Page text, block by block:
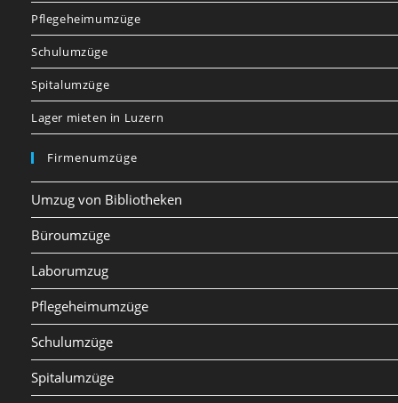
Pflegeheimumzüge
Schulumzüge
Spitalumzüge
Lager mieten in Luzern
Firmenumzüge
Umzug von Bibliotheken
Büroumzüge
Laborumzug
Pflegeheimumzüge
Schulumzüge
Spitalumzüge